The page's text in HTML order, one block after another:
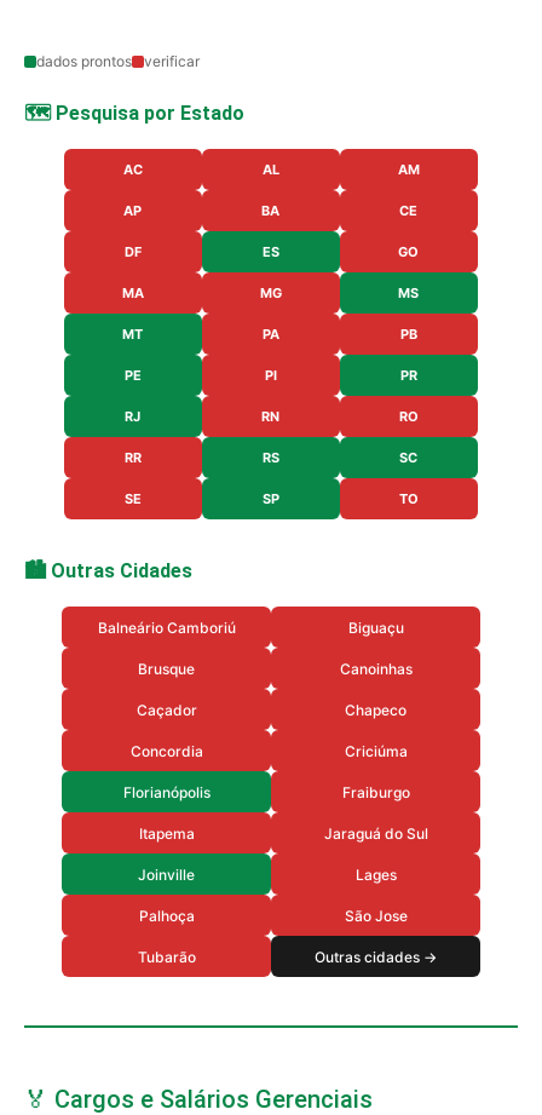
dados prontos verificar
🗺️ Pesquisa por Estado
AC AL AM
AP BA CE
DF ES GO
MA MG MS
MT PA PB
PE PI PR
RJ RN RO
RR RS SC
SE SP TO
🏙️ Outras Cidades
Balneário Camboriú Biguaçu
Brusque Canoinhas
Caçador Chapeco
Concordia Criciúma
Florianópolis Fraiburgo
Itapema Jaraguá do Sul
Joinville Lages
Palhoça São Jose
Tubarão Outras cidades →
🏅 Cargos e Salários Gerenciais